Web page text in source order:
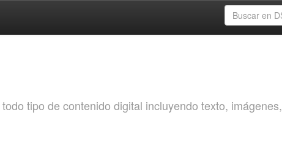
tipo de contenido digital incluyendo texto, imágenes,